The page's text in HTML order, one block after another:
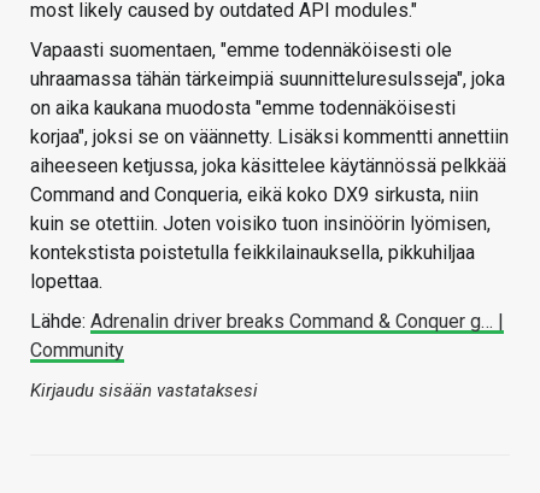
most likely caused by outdated API modules."
Vapaasti suomentaen, "emme todennäköisesti ole
uhraamassa tähän tärkeimpiä suunnitteluresulsseja", joka
on aika kaukana muodosta "emme todennäköisesti
korjaa", joksi se on väännetty. Lisäksi kommentti annettiin
aiheeseen ketjussa, joka käsittelee käytännössä pelkkää
Command and Conqueria, eikä koko DX9 sirkusta, niin
kuin se otettiin. Joten voisiko tuon insinöörin lyömisen,
kontekstista poistetulla feikkilainauksella, pikkuhiljaa
lopettaa.
Lähde: Adrenalin driver breaks Command & Conquer g… |
Community
Kirjaudu sisään vastataksesi